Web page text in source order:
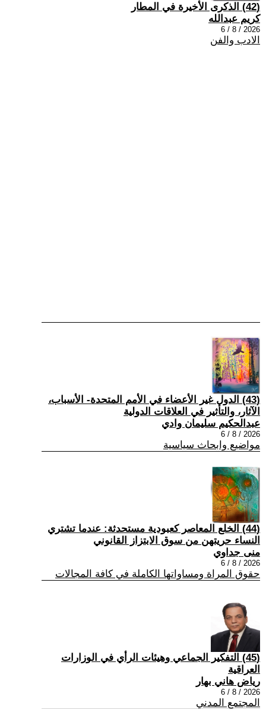
(42) الذكرى الأخيرة في المطار
كريم عبدالله
2026 / 8 / 6
الادب والفن
(43) الدول غير الأعضاء في الأمم المتحدة- الأسباب،
الآثار، والتأثير في العلاقات الدولية
عبدالحكيم سليمان وادي
2026 / 8 / 6
مواضيع وابحاث سياسية
(44) الخلع المعاصر كعبودية مستحدثة: عندما تشتري
النساء حريتهن من سوق الابتزاز القانوني
منى جداوي
2026 / 8 / 6
حقوق المراة ومساواتها الكاملة في كافة المجالات
(45) التفكير الجماعي وهيئات الرأي في الوزارات
العراقية
رياض هاني بهار
2026 / 8 / 6
المجتمع المدني